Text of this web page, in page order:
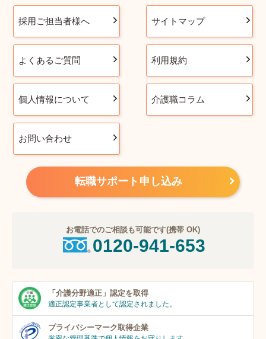
採用ご担当者様へ サイトマップ
よくあるご質問 利用規約
個人情報について 介護職コラム
お問い合わせ
転職サポート申し込み
お電話でのご相談も可能です(携帯 OK)
0120-941-653
「介護分野適正」 認定を取得
適正認定事業者として認定されました。
プライバシーマーク取得企業